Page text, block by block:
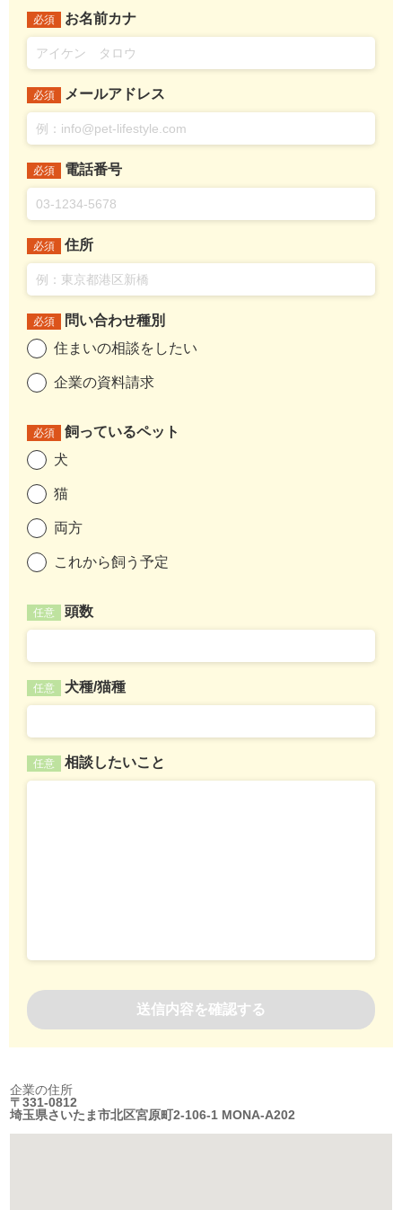
必須 お名前カナ
必須 メールアドレス
必須 電話番号
必須 住所
必須
問い合わせ種別
住まいの相談をしたい
企業の資料請求
必須
飼っているペット
犬
猫
両方
これから飼う予定
任意 頭数
任意 犬種/猫種
任意 相談したいこと
企業の住所
〒331-0812
埼玉県さいたま市北区宮原町2-106-1 MONA-A202